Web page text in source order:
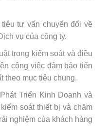
tư vấn chuyển đổi về
vụ của công ty.
trong kiểm soát và điều
công việc đảm bảo tiến
theo mục tiêu chung.
Triển Kinh Doanh và
soát thiết bị và chăm
nghiệm của khách hàng